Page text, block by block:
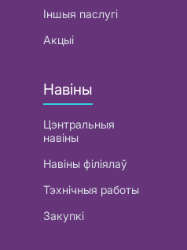
Іншыя паслугі
Акцыі
Навіны
Цэнтральныя
навіны
Навіны філіялаў
Тэхнічныя работы
Закупкі